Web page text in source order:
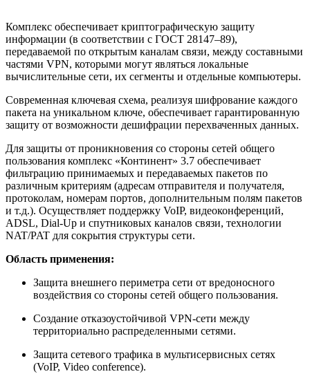
Комплекс обеспечивает криптографическую защиту
информации (в соответствии с ГОСТ 28147–89),
передаваемой по открытым каналам связи, между составными
частями VPN, которыми могут являться локальные
вычислительные сети, их сегменты и отдельные компьютеры.
Современная ключевая схема, реализуя шифрование каждого
пакета на уникальном ключе, обеспечивает гарантированную
защиту от возможности дешифрации перехваченных данных.
Для защиты от проникновения со стороны сетей общего
пользования комплекс «Континент» 3.7 обеспечивает
фильтрацию принимаемых и передаваемых пакетов по
различным критериям (адресам отправителя и получателя,
протоколам, номерам портов, дополнительным полям пакетов
и т.д.). Осуществляет поддержку VoIP, видеоконференций,
ADSL, Dial-Up и спутниковых каналов связи, технологии
NAT/PAT для сокрытия структуры сети.
Область применения:
Защита внешнего периметра сети от вредоносного
воздействия со стороны сетей общего пользования.
Создание отказоустойчивой VPN-сети между
территориально распределенными сетями.
Защита сетевого трафика в мультисервисных сетях
(VoIP, Video conference).